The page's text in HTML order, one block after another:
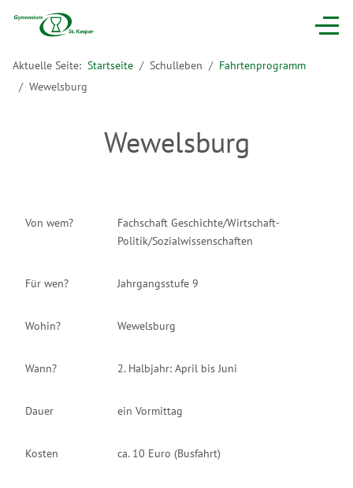
Aktuelle Seite:Startseite Schulleben
Fahrtenprogramm
Wewelsburg
Wewelsburg
Von wem?
Fachschaft Geschichte/Wirtschaft-
Politik/Sozialwissenschaften
Für wen? Jahrgangsstufe 9
Wohin? Wewelsburg
Wann? 2. Halbjahr: April bis Juni
Dauer ein Vormittag
Kosten ca. 10 Euro (Busfahrt)